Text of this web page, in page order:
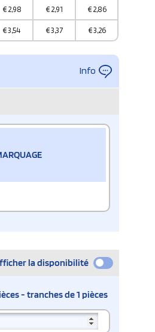
€ 2,98 € 2,91 € 2,86
€3,54 €3,37 €3,26
Info
la disponibilité
- tranches de 1 pièces